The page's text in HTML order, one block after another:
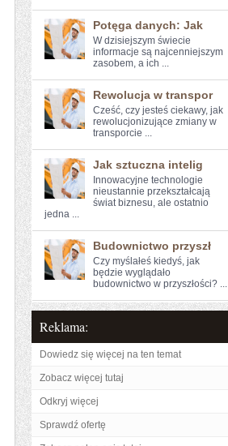
Potęga danych: Jak
W dzisiejszym świecie
informacje są najcenniejszym⁣
zasobem, a ich ...
Rewolucja w transpor
Cześć, czy jesteś ciekawy, ⁤jak⁢
rewolucjonizujące‍ zmiany⁢ w
transporcie​ ...
Jak sztuczna intelig
Innowacyjne technologie
nieustannie przekształcają
świat biznesu, ale ostatnio
jedna ...
Budownictwo przyszł
Czy myślałeś kiedyś, jak
⁢będzie wyglądało
budownictwo w przyszłości? ...
Reklama:
Dowiedz się więcej na ten temat
Zobacz więcej tutaj
Odkryj więcej
Sprawdź ofertę